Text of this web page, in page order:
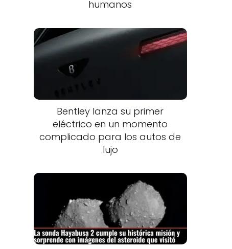
humanos
Bentley lanza su primer
eléctrico en un momento
complicado para los autos de
lujo